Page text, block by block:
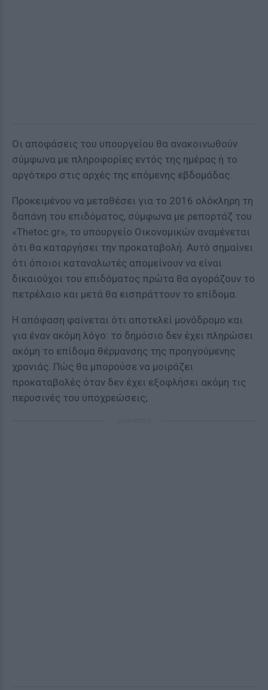
Οι αποφάσεις του υπουργείου θα ανακοινωθούν
σύμφωνα με πληροφορίες εντός της ημέρας ή το
αργότερο στις αρχές της επόμενης εβδομάδας.
Προκειμένου να μεταθέσει για το 2016 ολόκληρη τη
δαπάνη του επιδόματος, σύμφωνα με ρεπορτάζ του
«Τhetoc.gr», το υπουργείο Οικονομικών αναμένεται
ότι θα καταργήσει την προκαταβολή. Αυτό σημαίνει
ότι όποιοι καταναλωτές απομείνουν να είναι
δικαιούχοι του επιδόματος πρώτα θα αγοράζουν το
πετρέλαιο και μετά θα εισπράττουν το επίδομα.
Η απόφαση φαίνεται ότι αποτελεί μονόδρομο και
για έναν ακόμη λόγο: το δημόσιο δεν έχει πληρώσει
ακόμη το επίδομα θέρμανσης της προηγούμενης
χρονιάς. Πώς θα μπορούσε να μοιράζει
προκαταβολές όταν δεν έχει εξοφλήσει ακόμη τις
περυσινές του υποχρεώσεις;